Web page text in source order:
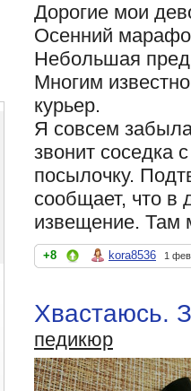
Дорогие мои
Осенний
Небольшая
Многим
курьер.
Я совсем
звонит соседка
посылочку.
сообщает, что в
извещение. Там
+8 kora8536 1
Хвастаюсь.
педикюр